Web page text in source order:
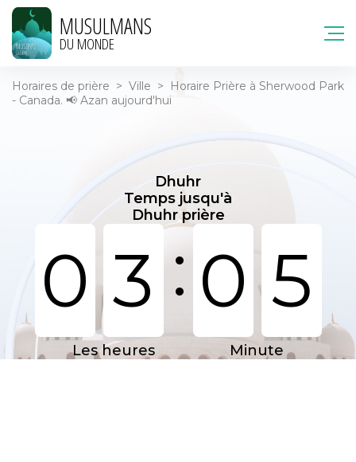
MUSULMANS
DU MONDE
Horaires de prière > Ville >
Horaire Prière à Sherwood Park
- Canada. 📢 Azan aujourd'hui
Dhuhr
Temps jusqu'à
Dhuhr prière
0 3 : 0 5
Les heures Minute